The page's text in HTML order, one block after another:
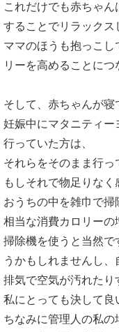
これだけでも赤ちゃ
することでリラックス
ママのほうも抱っこし
リーを高めることにつ
そして、赤ちゃんが
妊娠中にマタニティ
行っていた方は、
それらをそのまま行っ
もしそれで物足りな
おうちの中を雑巾で掃
相当な消費カロリーの
掃除機を使うと当然で
うかもしれませんし
排気で空気が汚れた
私にとっても決して良
ちなみに管理人の私